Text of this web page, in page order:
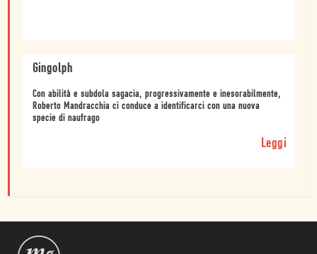
Gingolph
Con abilità e subdola sagacia, progressivamente e inesorabilmente,
Roberto Mandracchia ci conduce a identificarci con una nuova
specie di naufrago
Leggi